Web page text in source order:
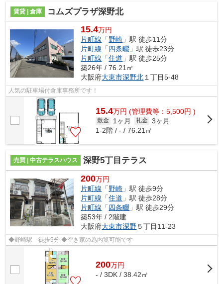
賃貸 | 倉庫 コムズプラザ深野北
15.4万円
片町線 「野崎 」駅 徒歩11分
片町線 「四条畷 」駅 徒歩23分
片町線 「住道 」駅 徒歩25分
築26年 / 76.21㎡
大阪府大東市深野北１丁目5-48
人気の駐車場付倉庫事務所です！
15.4万円 (管理費等：5,500円 )
敷金 1ヶ月 礼金 3ヶ月
1-2階 / - / 76.21㎡
売買 | 中古テラスハウス 深野5丁目テラス
200万円
片町線 「野崎 」駅 徒歩9分
片町線 「住道 」駅 徒歩28分
片町線 「四条畷 」駅 徒歩29分
築53年 / 2階建
大阪府大東市深野５丁目11-23
◆野崎駅 徒歩9分 ◆空き家の為内覧可能です
200万円
- / 3DK / 38.42㎡